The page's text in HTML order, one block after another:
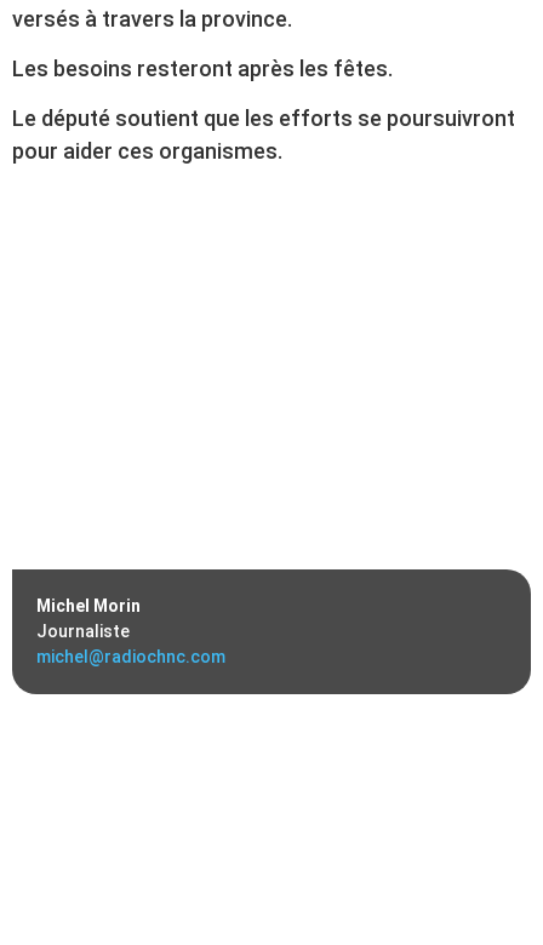
Michel Morin
Journaliste
michel@radiochnc.com
versés à travers la province.
Les besoins resteront après les fêtes.
Le député soutient que les efforts se poursuivront
pour aider ces organismes.